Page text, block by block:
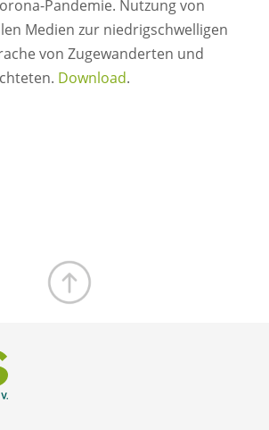
Pandemie. Nutzung von
Medien zur niedrigschwelligen
von Zugewanderten und
Download.